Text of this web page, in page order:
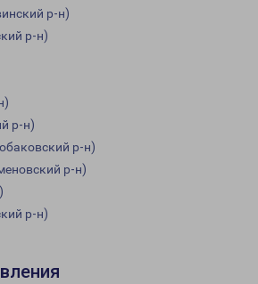
р-н)
р-н)
р-н)
р-н)
р-н)
р-н)